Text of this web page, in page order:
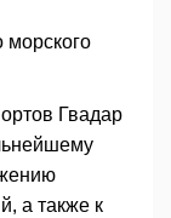
морского
Гвадар
а также к